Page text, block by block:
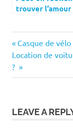
trouver l’amour
de
Previous
Post:
Casque de
Next
Post:
Location de
?
LEAVE A